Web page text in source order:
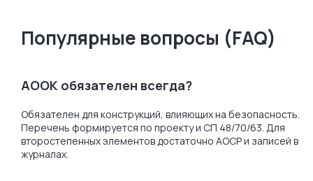
Популярные вопросы (FAQ)
АООК обязателен всегда?
Обязателен для конструкций, влияющих на безопасность.
Перечень формируется по проекту и СП 48/70/63. Для
второстепенных элементов достаточно АОСР и записей в
журналах.